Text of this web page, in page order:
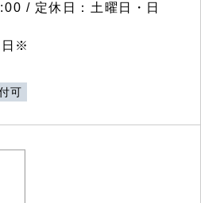
/ 定休日：土曜日・日
日※
可